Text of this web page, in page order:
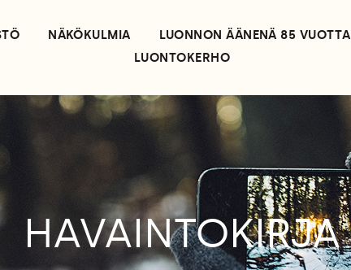
NÄKÖKULMIA LUONNON ÄÄNENÄ 85 VUOTTA
LUONTOKERHO
HAVAINTOKIRJA